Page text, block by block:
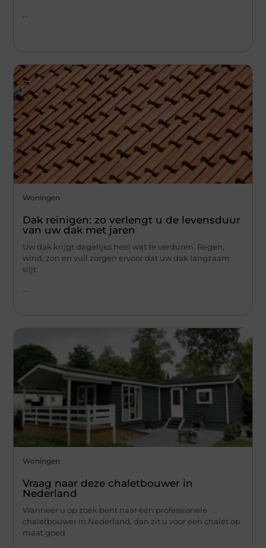
Woningen
Dak reinigen: zo verlengt u de levensduur
van uw dak met jaren
Uw dak krijgt dagelijks heel wat te verduren. Regen,
wind, zon en vuil zorgen ervoor dat uw dak langzaam
slijt.
...
Woningen
Vraag naar deze chaletbouwer in
Nederland
Wanneer u op zoek bent naar een professionele
chaletbouwer in Nederland, dan zit u voor een chalet op
maat goed